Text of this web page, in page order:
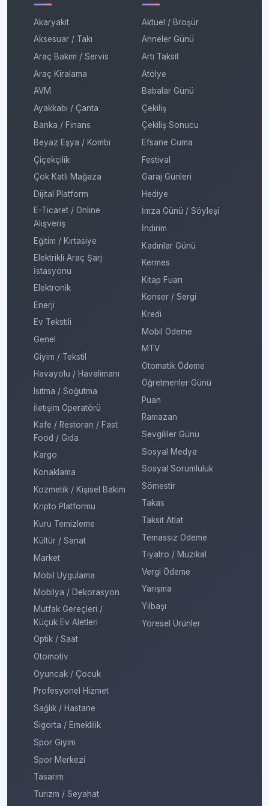
Akaryakıt
Aksesuar / Takı
Araç Bakım / Servis
Araç Kiralama
AVM
Ayakkabı / Çanta
Banka / Finans
Beyaz Eşya / Kombi
Çiçekçilik
Çok Katlı Mağaza
Dijital Platform
E-Ticaret / Online
Alışveriş
Eğitim / Kırtasiye
Elektrikli Araç Şarj
İstasyonu
Elektronik
Enerji
Ev Tekstili
Genel
Giyim / Tekstil
Havayolu / Havalimanı
Isıtma / Soğutma
İletişim Operatörü
Kafe / Restoran / Fast
Food / Gıda
Kargo
Konaklama
Kozmetik / Kişisel Bakım
Kripto Platformu
Kuru Temizleme
Kültür / Sanat
Market
Mobil Uygulama
Mobilya / Dekorasyon
Mutfak Gereçleri /
Küçük Ev Aletleri
Optik / Saat
Otomotiv
Oyuncak / Çocuk
Profesyonel Hizmet
Sağlık / Hastane
Sigorta / Emeklilik
Spor Giyim
Spor Merkezi
Tasarım
Turizm / Seyahat
Aktüel / Broşür
Anneler Günü
Artı Taksit
Atölye
Babalar Günü
Çekiliş
Çekiliş Sonucu
Efsane Cuma
Festival
Garaj Günleri
Hediye
İmza Günü / Söyleşi
İndirim
Kadınlar Günü
Kermes
Kitap Fuarı
Konser / Sergi
Kredi
Mobil Ödeme
MTV
Otomatik Ödeme
Öğretmenler Günü
Puan
Ramazan
Sevgililer Günü
Sosyal Medya
Sosyal Sorumluluk
Sömestir
Takas
Taksit Atlat
Temassız Ödeme
Tiyatro / Müzikal
Vergi Ödeme
Yarışma
Yılbaşı
Yöresel Ürünler